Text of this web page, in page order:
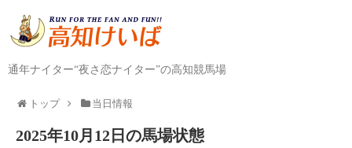
通年ナイター“夜さ恋ナイター”の高知競馬場
トップ 当日情報
2025年10月12日の馬場状態